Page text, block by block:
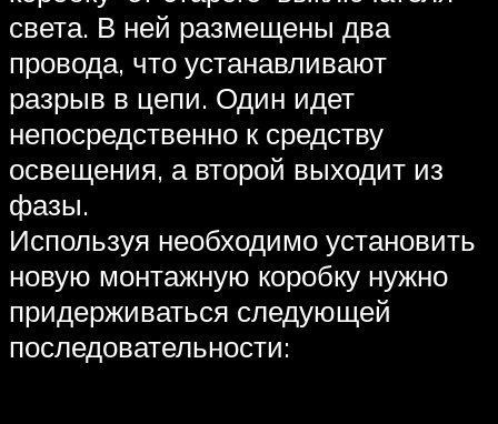
света. В ней размещены два
провода, что устанавливают
разрыв в цепи. Один идет
непосредственно к средству
освещения, а второй выходит из
фазы.
Используя необходимо установить
новую монтажную коробку нужно
придерживаться следующей
последовательности: